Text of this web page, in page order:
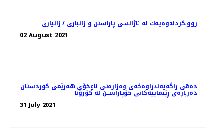
روونكردنه‌وه‌یه‌ك له‌ ئاژانسی پاراستن و زانیاری / زانیاری
02 August 2021
دەقی راگەیەندراوەکەی وەزارەتی ناوخۆی هەرێمی کوردستان
دەربارەی ڕێنماییەکانی خۆپاراستن لە کۆرۆنا
31 July 2021